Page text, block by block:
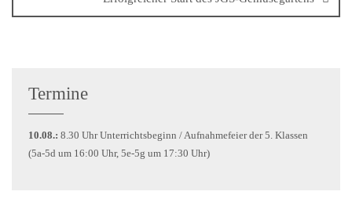
Termine
10.08.: 8.30 Uhr Unterrichtsbeginn / Aufnahmefeier der 5. Klassen
(5a-5d um 16:00 Uhr, 5e-5g um 17:30 Uhr)